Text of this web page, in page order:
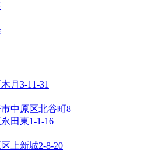
月3-11-31
市中原区北谷町8
田東1-1-16
上新城2-8-20